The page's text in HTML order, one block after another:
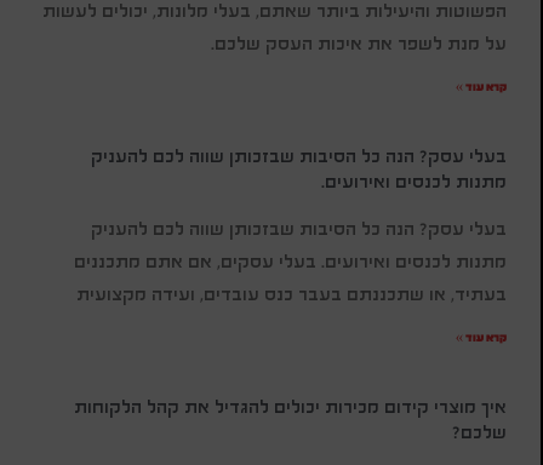
הפשוטות והיעילות ביותר שאתם, בעלי מלונות, יכולים לעשות
על מנת לשפר את איכות העסק שלכם.
קרא עוד »
בעלי עסק? הנה כל הסיבות שבזכותן שווה לכם להעניק
מתנות לכנסים ואירועים.
בעלי עסק? הנה כל הסיבות שבזכותן שווה לכם להעניק
מתנות לכנסים ואירועים. בעלי עסקים, אם אתם מתכננים
בעתיד, או שתכננתם בעבר כנס עובדים, ועידה מקצועית
קרא עוד »
איך מוצרי קידום מכירות יכולים להגדיל את קהל הלקוחות
שלכם?